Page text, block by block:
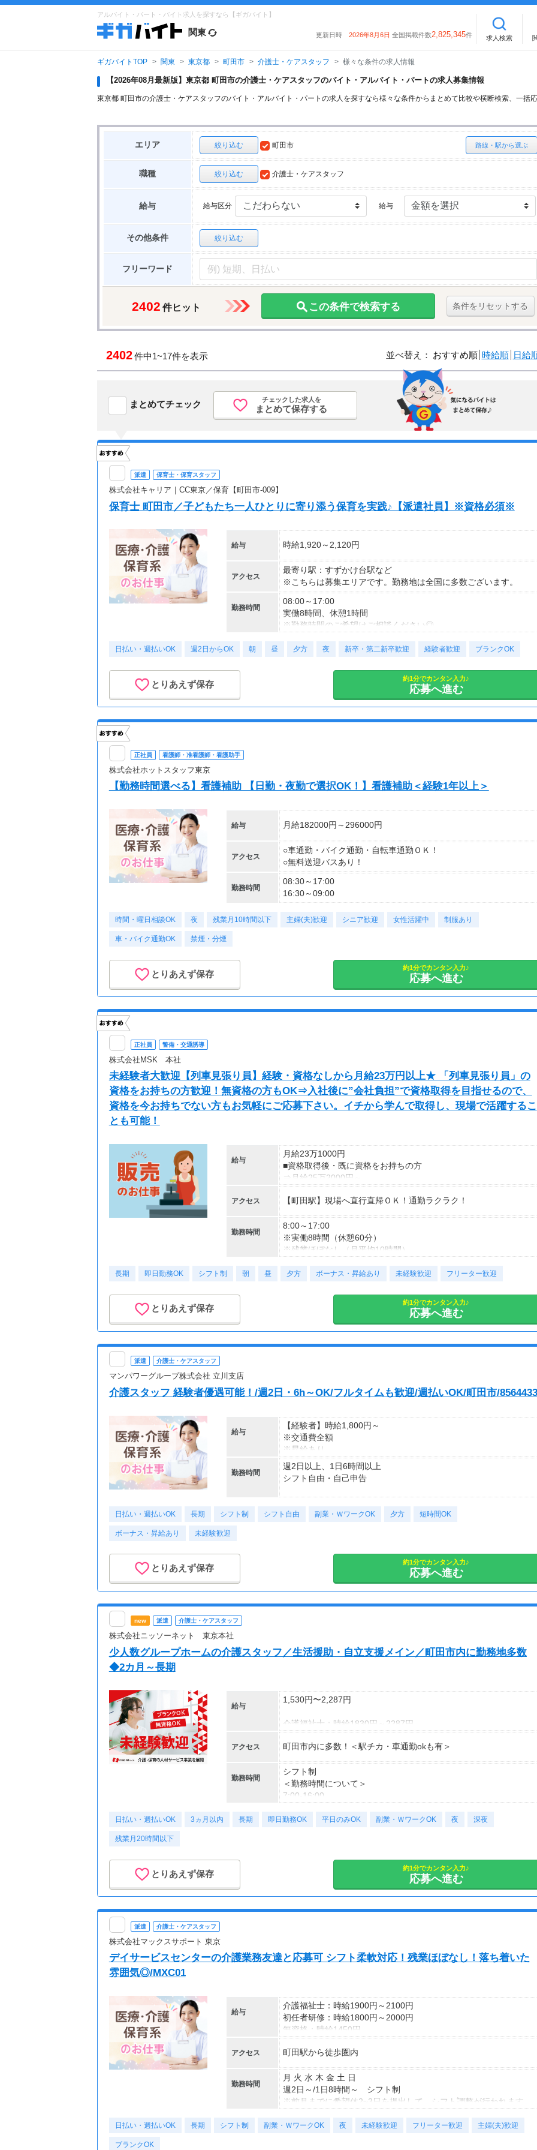
アルバイト・パート・バイト求人を探すなら【ギガバイト】
関東 更新日時 2026年8月6日 全国掲載件数2,825,345件 求人検索
ギガバイトTOP 関東 東京都 町田市 介護士・ケアスタッフ 様々な条件の求人情報
【2026年08月最新版】東京都 町田市の介護士・ケアスタッフのバイト・アルバイト・パートの求人募集情報
東京都 町田市の介護士・ケアスタッフのバイト・アルバイト・パートの求人を探すなら様々な条件からまとめて比較や横断検索、一括
エリア 絞り込む 路線・駅から選ぶ
町田市
職種 絞り込む 介護士・ケアスタッフ
給与 給与区分 給与
その他条件 絞り込む
フリーワード
2402 件ヒット この条件で検索する 条件をリセットする
2402件中1~17件を表示 並べ替え： おすすめ順 時給順 日給
まとめてチェック チェックした求人を
まとめて保存する
派遣 保育士・保育スタッフ
株式会社キャリア｜CC東京／保育【町田市-009】
保育士 町田市／子どもたち一人ひとりに寄り添う保育を実践♪【派遣社員】※資格必須※
給与 時給1,920～2,120円
アクセス
最寄り駅：すずかけ台駅など
※こちらは募集エリアです。勤務地は全国に多数ございます。
勤務時間
08:00～17:00
実働8時間、休憩1時間
※勤務時間のご希望はご相談ください◎
■契約期間：2ヶ月以上
日払い・週払いOK 週2日からOK 朝 昼 夕方 夜 新卒・第二新卒歓迎 経験者歓迎 ブランクOK
とりあえず保存
約1分でカンタン入力♪
応募へ進む
正社員 看護師・准看護師・看護助手
株式会社ホットスタッフ東京
【勤務時間選べる】看護補助 【日勤・夜勤で選択OK！】看護補助＜経験1年以上＞
給与 月給182000円～296000円
アクセス
○車通勤・バイク通勤・自転車通勤ＯＫ！
○無料送迎バスあり！
勤務時間
08:30～17:00
16:30～09:00
時間・曜日相談OK 夜 残業月10時間以下 主婦(夫)歓迎 シニア歓迎 女性活躍中 制服あり
車・バイク通勤OK 禁煙・分煙
とりあえず保存
約1分でカンタン入力♪
応募へ進む
正社員 警備・交通誘導
株式会社MSK 本社
未経験者大歓迎【列車見張り員】経験・資格なしから月給23万円以上★ 「列車見張り員」の
資格をお持ちの方歓迎！無資格の方もOK⇒入社後に”会社負担”で資格取得を目指せるので、
資格を今お持ちでない方もお気軽にご応募下さい。イチから学んで取得し、現場で活躍するこ
とも可能！
給与
月給23万1000円
■資格取得後・既に資格をお持ちの方
⇒月給25万2000円～
アクセス 【町田駅】現場へ直行直帰ＯＫ！通勤ラクラク！
勤務時間
8:00～17:00
※実働8時間（休憩60分）
※残業ほぼなし（月平均10時間）
長期 即日勤務OK シフト制 朝 昼 夕方 ボーナス・昇給あり 未経験歓迎 フリーター歓迎
とりあえず保存
約1分でカンタン入力♪
応募へ進む
派遣 介護士・ケアスタッフ
マンパワーグループ株式会社 立川支店
介護スタッフ 経験者優遇可能！/週2日・6h～OK/フルタイムも歓迎/週払いOK/町田市/8564433
給与
【経験者】時給1,800円～
※交通費全額
※昇給あり
≪収入例≫
◎日勤／経験者の場合
・日収(1,800*8)円（時給1,800円×8h）
・月収316,800円（日収(1,800*8)円×月22回勤務）
※資格手当あり（時給50円～UP/資格の種類によって異なる）
※週払いOK（規定あり）
→金曜日締め最短翌週火曜日にお給料GET♪
※車・バイク通勤に関して施設により異なる場合あり（応相談）
勤務時間
週2日以上、1日6時間以上
シフト自由・自己申告
応募後、あなたの希望をお伺いして、
※勤務時間に合わせて30分～1ｈの休憩あり
※この時間内で、働けるご希望時間帯をもとにお探し致します。
◇9：00～16：00など
◇7：00～14：00など
夕方からWワークの方に最適！
◇10：00～19：00など
しっかりフルタイム勤務も可能！
あなたの希望のシフト時間を叶えます！
応募後になんでも相談してくださいね！
※上記はシフトの一例です。
登録制のため、案件により異なります。
日払い・週払いOK 長期 シフト制 シフト自由 副業・ＷワークOK 夕方 短時間OK
ボーナス・昇給あり 未経験歓迎
とりあえず保存
約1分でカンタン入力♪
応募へ進む
new 派遣 介護士・ケアスタッフ
株式会社ニッソーネット 東京本社
少人数グループホームの介護スタッフ／生活援助・自立支援メイン／町田市内に勤務地多数
◆2カ月～長期
給与
1,530円〜2,287円
介護福祉士：時給1830円～2287円
無資格の方：時給1530円～1912円
◆月26万以上
月収：269280円（時給1530円×8h×22日)
アクセス 町田市内に多数！＜駅チカ・車通勤okも有＞
勤務時間
シフト制
＜勤務時間について＞
7:00-16:00
11:00-20:00
★短期2ヶ月～長期 ※即日～も可
日払い・週払いOK 3ヵ月以内 長期 即日勤務OK 平日のみOK 副業・ＷワークOK 夜 深夜
残業月20時間以下
とりあえず保存
約1分でカンタン入力♪
応募へ進む
派遣 介護士・ケアスタッフ
株式会社マックスサポート 東京
デイサービスセンターの介護業務友達と応募可 シフト柔軟対応！残業ほぼなし！落ち着いた
雰囲気◎/MXC01
給与
介護福祉士：時給1900円～2100円
初任者研修：時給1800円～2000円
無資格：時給1450円
経験・資格がなくても安心
サポート体制万全です！
◆交通費全額支給（規定）
◆社会保険完備
◆定期健康診断
◆各種手当あり
アクセス 町田駅から徒歩圏内
勤務時間
月 火 水 木 金 土 日
週2日～/1日8時間～ シフト制
※前月までに希望休2~3日を提出して、シフト調整が行われます。
日払い・週払いOK 長期 シフト制 副業・ＷワークOK 夜 未経験歓迎 フリーター歓迎 主婦(夫)歓迎
ブランクOK